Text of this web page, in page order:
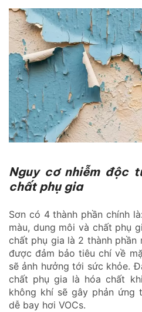
Nguy cơ nhiễm độc
chất phụ gia
Sơn có 4 thành phần chính
màu, dung môi và chất phụ
chất phụ gia là 2 thành phần
được đảm bảo tiêu chí về
sẽ ảnh hưởng tới sức khỏe.
chất phụ gia là hóa chất
không khí sẽ gây phản ứng
dễ bay hơi VOCs.